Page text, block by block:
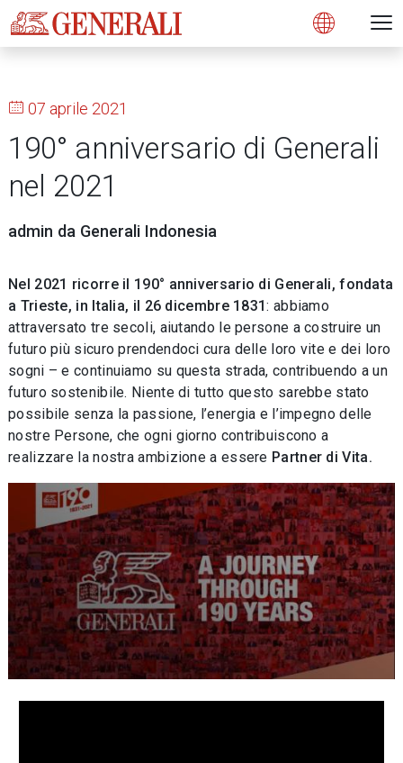
Open
07 aprile 2021
190° anniversario di Generali
nel 2021
admin da Generali Indonesia
Nel 2021 ricorre il 190° anniversario di Generali, fondata
a Trieste, in Italia, il 26 dicembre 1831: abbiamo
attraversato tre secoli, aiutando le persone a costruire un
futuro più sicuro prendendoci cura delle loro vite e dei loro
sogni – e continuiamo su questa strada, contribuendo a un
futuro sostenibile. Niente di tutto questo sarebbe stato
possibile senza la passione, l’energia e l’impegno delle
nostre Persone, che ogni giorno contribuiscono a
realizzare la nostra ambizione a essere Partner di Vita.